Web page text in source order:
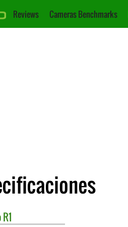
Reviews Cameras Benchmarks
R1